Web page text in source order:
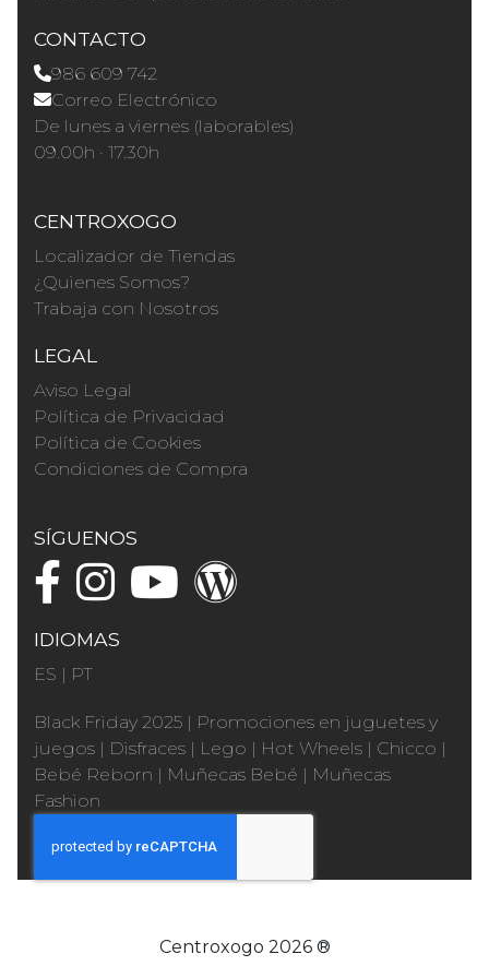
CONTACTO
986 609 742
Correo Electrónico
De lunes a viernes (laborables)
09.00h · 17.30h
CENTROXOGO
Localizador de Tiendas
¿Quienes Somos?
Trabaja con Nosotros
LEGAL
Aviso Legal
Política de Privacidad
Política de Cookies
Condiciones de Compra
SÍGUENOS
IDIOMAS
ES | PT
Black Friday 2025 | Promociones en juguetes y
juegos | Disfraces | Lego | Hot Wheels | Chicco |
Bebé Reborn | Muñecas Bebé | Muñecas
Fashion
Centroxogo 2026 ®